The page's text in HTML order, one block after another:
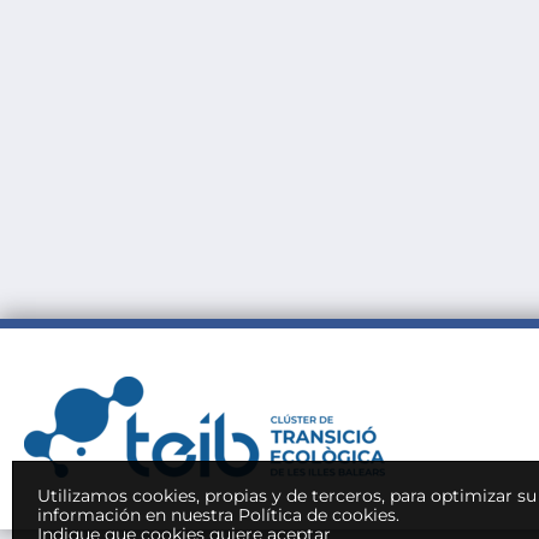
Utilizamos cookies, propias y de terceros, para optimizar
información en nuestra Política de cookies.
Indique que cookies quiere aceptar